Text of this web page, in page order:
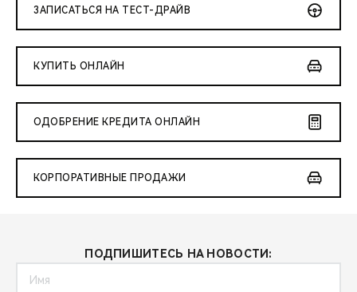
ЗАПИСАТЬСЯ НА ТЕСТ-ДРАЙВ
КУПИТЬ ОНЛАЙН
ОДОБРЕНИЕ КРЕДИТА ОНЛАЙН
КОРПОРАТИВНЫЕ ПРОДАЖИ
ПОДПИШИТЕСЬ НА НОВОСТИ: